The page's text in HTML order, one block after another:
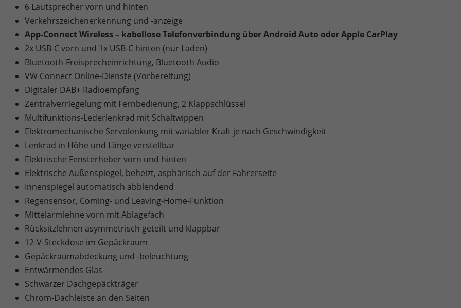
6 Lautsprecher vorn und hinten
Verkehrszeichenerkennung und -anzeige
App-Connect Wireless – kabellose Telefonverbindung über Android Auto oder Apple CarPlay
2x USB-C vorn und 1x USB-C hinten (nur Laden)
Bluetooth-Freisprecheinrichtung, Bluetooth Audio
VW Connect Online-Dienste (Vorbereitung)
Digitaler DAB+ Radioempfang
Zentralverriegelung mit Fernbedienung, 2 Klappschlüssel
Multifunktions-Lederlenkrad mit Schaltwippen
Elektromechanische Servolenkung mit variabler Kraft je nach Geschwindigkeit
Lenkrad in Höhe und Länge verstellbar
Elektrische Fensterheber vorn und hinten
Elektrische Außenspiegel, beheizt, asphärisch auf der Fahrerseite
Innenspiegel automatisch abblendend
Regensensor, Coming- und Leaving-Home-Funktion
Mittelarmlehne vorn mit Ablagefach
Rücksitzlehnen asymmetrisch geteilt und klappbar
12-V-Steckdose im Gepäckraum
Gepäckraumabdeckung und -beleuchtung
Entwärmendes Glas
Schwarzer Dachgepäckträger
Chrom-Dachleiste an den Seiten